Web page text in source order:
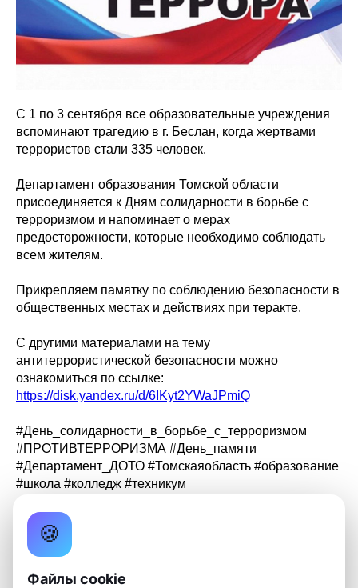
С 1 по 3 сентября все образовательные учреждения
вспоминают трагедию в г. Беслан, когда жертвами
террористов стали 335 человек.
Департамент образования Томской области
присоединяется к Дням солидарности в борьбе с
терроризмом и напоминает о мерах
предосторожности, которые необходимо соблюдать
всем жителям.
Прикрепляем памятку по соблюдению безопасности в
общественных местах и действиях при теракте.
С другими материалами на тему
антитеррористической безопасности можно
ознакомиться по ссылке:
https://disk.yandex.ru/d/6IKyt2YWaJPmiQ
#День_солидарности_в_борьбе_с_терроризмом
#ПРОТИВТЕРРОРИЗМА #День_памяти
#Департамент_ДОТО #Томскаяобласть #образование
#школа #колледж #техникум
🍪
Файлы cookie